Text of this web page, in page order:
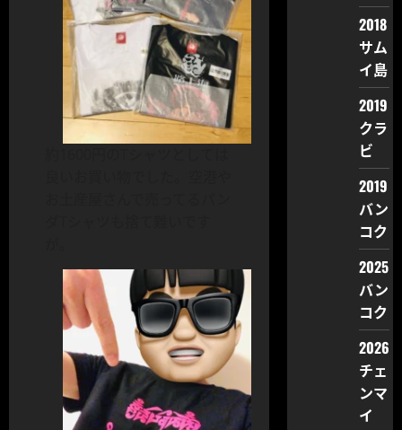
2018
サム
イ島
2019
クラ
ビ
2019
バン
コク
2025
バン
コク
2026
チェ
ンマ
イ